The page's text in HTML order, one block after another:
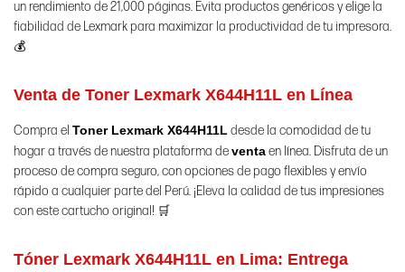
un rendimiento de 21,000 páginas. Evita productos genéricos y elige la
fiabilidad de Lexmark para maximizar la productividad de tu impresora.
💰
Venta de Toner Lexmark X644H11L en Línea
Compra el Toner Lexmark X644H11L desde la comodidad de tu
hogar a través de nuestra plataforma deventaen línea. Disfruta de un
proceso de compra seguro, con opciones de pago flexibles y envío
rápido a cualquier parte del Perú. ¡Eleva la calidad de tus impresiones
con este cartucho original! 🛒
Tóner Lexmark X644H11L en Lima: Entrega